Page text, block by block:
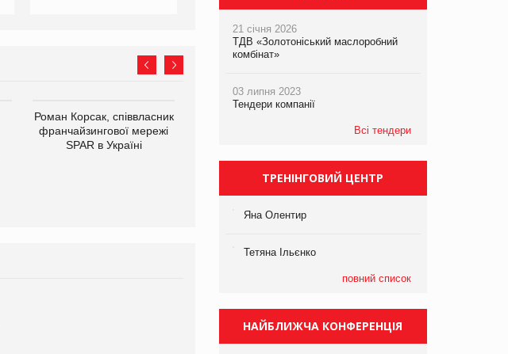
Роман Корсак, співвласник
франчайзингової мережі
SPAR в Україні
виробництва
компанії «УкраМарин»
Брагина Людмила
Просування компанії на
21 січня 2026
ТДВ «Золотоніський маслоробний
комбінат»
03 липня 2023
Тендери компанії
Всі тендери
ТРЕНІНГОВИЙ ЦЕНТР
Яна Олентир
Тетяна Ільєнко
повний список
НАЙБЛИЖЧА КОНФЕРЕНЦІЯ